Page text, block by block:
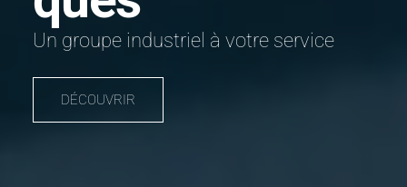
Un groupe industriel à votre service
DÉCOUVRIR